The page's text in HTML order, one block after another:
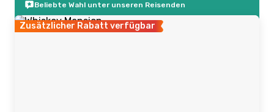
Beliebte Wahl unter unseren Reisenden
Zusätzlicher Rabatt verfügbar